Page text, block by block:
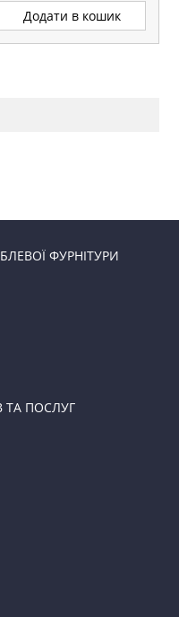
Додати в кошик
ФУРНІТУРИ
ТА ПОСЛУГ